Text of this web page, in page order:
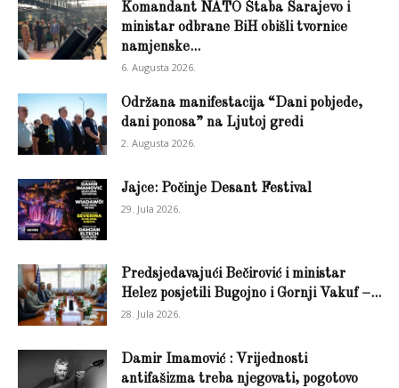
Komandant NATO Štaba Sarajevo i
ministar odbrane BiH obišli tvornice
namjenske...
6. Augusta 2026.
Održana manifestacija “Dani pobjede,
dani ponosa” na Ljutoj gredi
2. Augusta 2026.
Jajce: Počinje Desant Festival
29. Jula 2026.
Predsjedavajući Bečirović i ministar
Helez posjetili Bugojno i Gornji Vakuf –...
28. Jula 2026.
Damir Imamović : Vrijednosti
antifašizma treba njegovati, pogotovo